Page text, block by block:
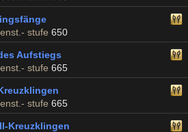
stufe 650
Aufstiegs
stufe 665
stufe 665
Kreuzklingen